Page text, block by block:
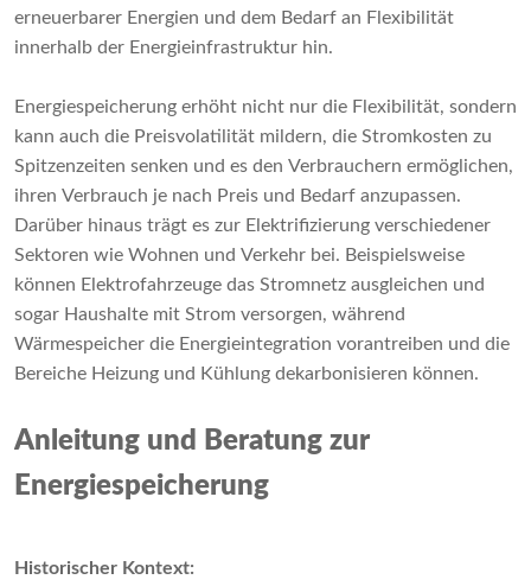
erneuerbarer Energien und dem Bedarf an Flexibilität
innerhalb der Energieinfrastruktur hin.
Energiespeicherung erhöht nicht nur die Flexibilität, sondern
kann auch die Preisvolatilität mildern, die Stromkosten zu
Spitzenzeiten senken und es den Verbrauchern ermöglichen,
ihren Verbrauch je nach Preis und Bedarf anzupassen.
Darüber hinaus trägt es zur Elektrifizierung verschiedener
Sektoren wie Wohnen und Verkehr bei. Beispielsweise
können Elektrofahrzeuge das Stromnetz ausgleichen und
sogar Haushalte mit Strom versorgen, während
Wärmespeicher die Energieintegration vorantreiben und die
Bereiche Heizung und Kühlung dekarbonisieren können.
Anleitung und Beratung zur
Energiespeicherung
Historischer Kontext: